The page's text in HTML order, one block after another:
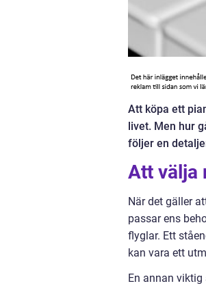
Att köpa ett
livet. Men hur
följer en
Att välja
När det gäller
passar ens
flyglar. Ett
kan vara ett
En annan